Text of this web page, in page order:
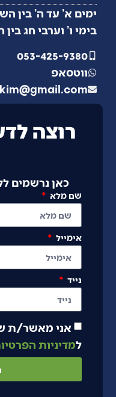
ימים א’ עד ה’ בין השעות
בימי ו’ וערבי חג בין השעות
053-425-9380
ווטסאפ
רוצה
כאן נרשמים
שם מלא
אימייל
נייד
אני מאשר/ת
למדיניות